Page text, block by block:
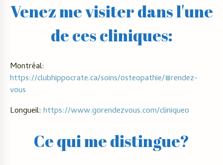
Venez me visiter dans l'une
de ces cliniques:
Montréal:
https://clubhippocrate.ca/soins/osteopathie/#rendez-
vous
Longueil: https://www.gorendezvous.com/cliniqueo
Ce qui me distingue?